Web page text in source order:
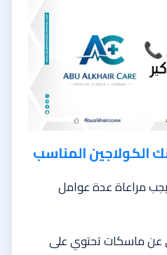
الكولاجين المناسب
يجب مراعاة عدة عوامل
عن ماسكات تحتوي على